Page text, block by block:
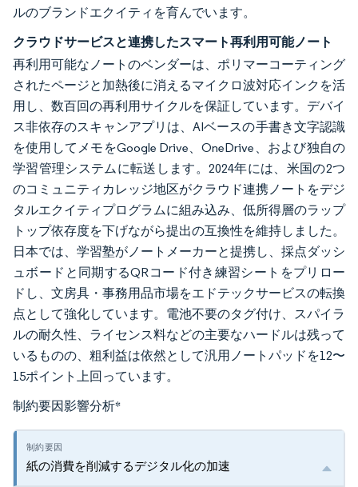
ルのブランドエクイティを育んでいます。
クラウドサービスと連携したスマート再利用可能ノート
再利用可能なノートのベンダーは、ポリマーコーティング
されたページと加熱後に消えるマイクロ波対応インクを活
用し、数百回の再利用サイクルを保証しています。デバイ
ス非依存のスキャンアプリは、AIベースの手書き文字認識
を使用してメモをGoogle Drive、OneDrive、および独自の
学習管理システムに転送します。2024年には、米国の2つ
のコミュニティカレッジ地区がクラウド連携ノートをデジ
タルエクイティプログラムに組み込み、低所得層のラップ
トップ依存度を下げながら提出の互換性を維持しました。
日本では、学習塾がノートメーカーと提携し、採点ダッシ
ュボードと同期するQRコード付き練習シートをプリロー
ドし、文房具・事務用品市場をエドテックサービスの転換
点として強化しています。電池不要のタグ付け、スパイラ
ルの耐久性、ライセンス料などの主要なハードルは残って
いるものの、粗利益は依然として汎用ノートパッドを12〜
15ポイント上回っています。
制約要因影響分析*
紙の消費を削減するデジタル化の加速